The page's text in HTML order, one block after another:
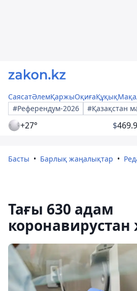
СаясатӘлемҚаржыОқиғаҚұқық
#Референдум-2026
#Қазақстан
+27° $
Басты Барлық жаңалықтар
Тағы 630 адам